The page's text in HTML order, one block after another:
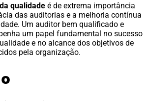
qualidade é de extrema importância
das auditorias e a melhoria contínua
Um auditor bem qualificado e
um papel fundamental no sucesso
e no alcance dos objetivos de
pela organização.